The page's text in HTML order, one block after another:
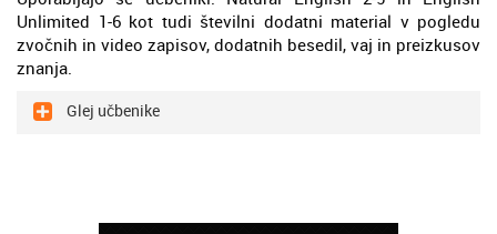
Unlimited 1-6 kot tudi številni dodatni material v pogledu
zvočnih in video zapisov, dodatnih besedil, vaj in preizkusov
znanja.
Glej učbenike